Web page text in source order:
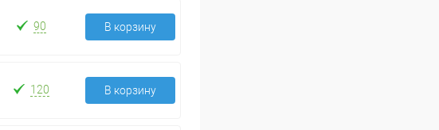
90 В корзину
120 В корзину